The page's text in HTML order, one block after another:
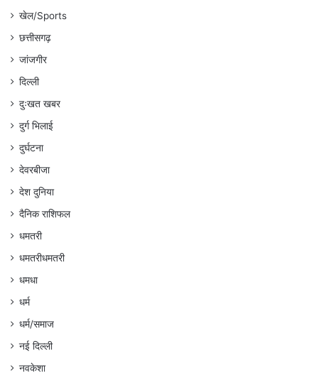
खेल/Sports
छत्तीसगढ़
जांजगीर
दिल्ली
दुःखत खबर
दुर्ग भिलाई
दुर्घटना
देवरबीजा
देश दुनिया
दैनिक राशिफल
धमतरी
धमतरीधमतरी
धमधा
धर्म
धर्म/समाज
नई दिल्ली
नवकेशा